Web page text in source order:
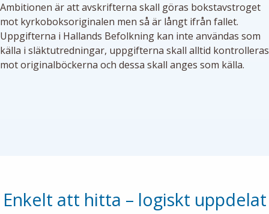
Ambitionen är att avskrifterna skall göras bokstavstroget
mot kyrkoboksoriginalen men så är långt ifrån fallet.
Uppgifterna i Hallands Befolkning kan inte användas som
källa i släktutredningar, uppgifterna skall alltid kontrolleras
mot originalböckerna och dessa skall anges som källa.
Enkelt att hitta – logiskt uppdelat